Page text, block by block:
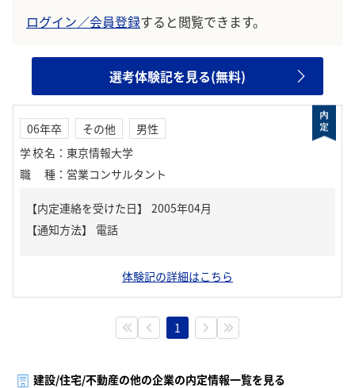
ログイン／会員登録すると閲覧できます。
選考体験記を見る(無料)
06年卒 その他
男性
学校名 ： 東京情報大学
職種 ： 営業コンサルタント
【内定連絡を受けた日】
2005年04月
【通知方法】
電話
体験記の詳細はこちら
1
建設/住宅/不動産の他の企業の内定情報一覧を見る